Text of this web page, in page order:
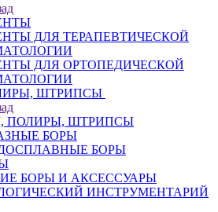
ДЛЯ ТЕРАПЕВТИЧЕСКОЙ
ДЛЯ ОРТОПЕДИЧЕСКОЙ
ШТРИПСЫ
ПОЛИРЫ, ШТРИПСЫ
БОРЫ
БОРЫ
БОРЫ И АКСЕССУАРЫ
ИНСТРУМЕНТАРИЙ